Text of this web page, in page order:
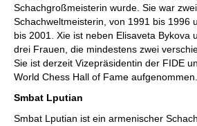
Schachgroßmeisterin wurde. Sie war
Schachweltmeisterin, von 1991 bis 1996
bis 2001. Xie ist neben Elisaveta Bykova
drei Frauen, die mindestens zwei
Sie ist derzeit Vizepräsidentin der FIDE
World Chess Hall of Fame aufgenommen.
Smbat Lputian
Smbat Lputian ist ein armenischer